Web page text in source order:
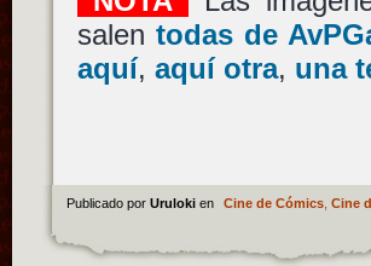
salen todas de
aquí, aquí otra, una
Publicado por Uruloki en Cine de Cómics, Cine